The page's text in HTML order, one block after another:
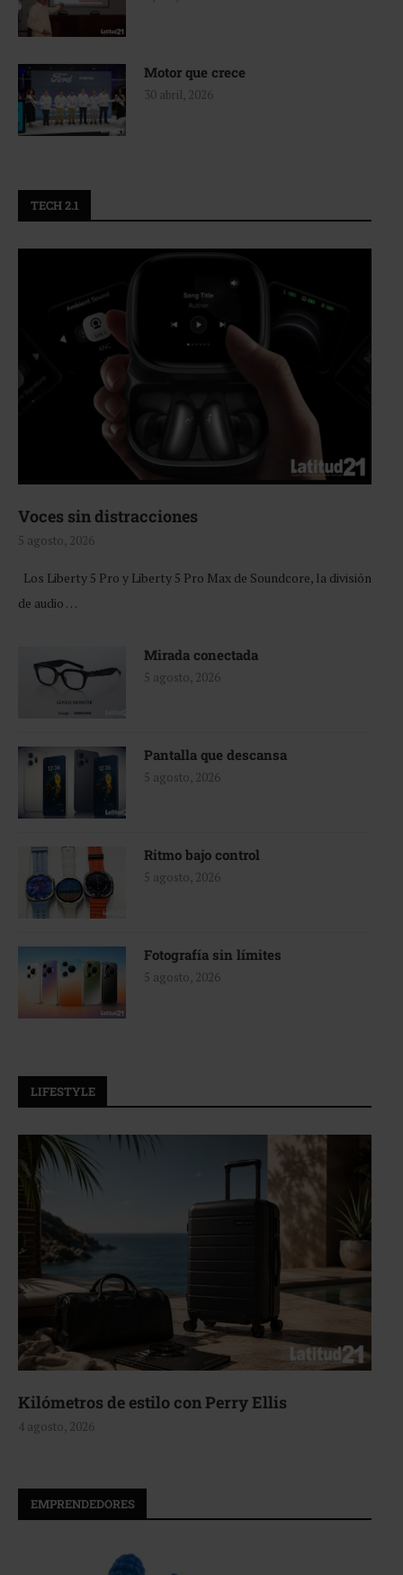
Motor que crece
30 abril, 2026
TECH 2.1
Voces sin distracciones
5 agosto, 2026
Los Liberty 5 Pro y Liberty 5 Pro Max de Soundcore, la división
de audio …
Mirada conectada
5 agosto, 2026
Pantalla que descansa
5 agosto, 2026
Ritmo bajo control
5 agosto, 2026
Fotografía sin límites
5 agosto, 2026
LIFESTYLE
Aerie, texturas que fluyen
4 agosto, 2026
EMPRENDEDORES